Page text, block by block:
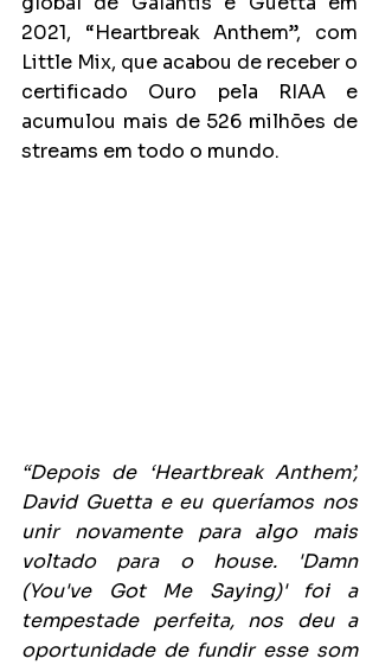
2021, “Heartbreak Anthem”, com
Little Mix, que acabou de receber o
certificado Ouro pela RIAA e
acumulou mais de 526 milhões de
streams em todo o mundo.
“Depois de ‘Heartbreak Anthem’,
David Guetta e eu queríamos nos
unir novamente para algo mais
voltado para o house. 'Damn
(You've Got Me Saying)' foi a
tempestade perfeita, nos deu a
oportunidade de fundir esse som